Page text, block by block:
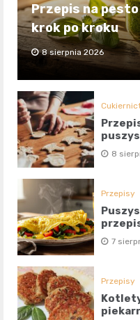
Przepis na
krok po kroku
8 sierpnia 2026
8
Przepisy
7
Przepisy